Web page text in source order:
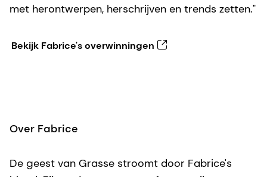
met herontwerpen, herschrijven en trends zetten."
Bekijk Fabrice's overwinningen
Over Fabrice
De geest van Grasse stroomt door Fabrice's